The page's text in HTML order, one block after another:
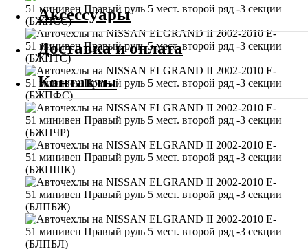
Аксессуары
Доставка и оплата
Контакты